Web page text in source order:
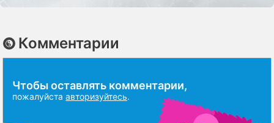
Комментарии
Чтобы оставлять комментарии,
пожалуйста авторизуйтесь.